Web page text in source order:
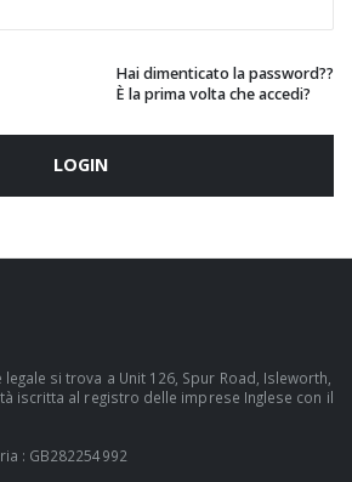
Hai dimenticato la password??
È la prima volta che accedi?
LOGIN
legale si trova a Unit 126, Spur Road, Isleworth,
iscritta al registro delle imprese Inglese con il
: GB282254992